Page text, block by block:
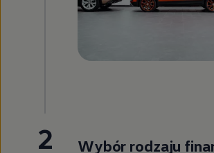
2 Wybór rodzaju